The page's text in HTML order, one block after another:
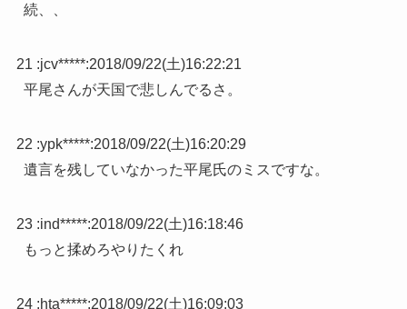
続、、
21 :jcv*****:2018/09/22(土)16:22:21
平尾さんが天国で悲しんでるさ。
22 :ypk*****:2018/09/22(土)16:20:29
遺言を残していなかった平尾氏のミスですな。
23 :ind*****:2018/09/22(土)16:18:46
もっと揉めろやりたくれ
24 :hta*****:2018/09/22(土)16:09:03